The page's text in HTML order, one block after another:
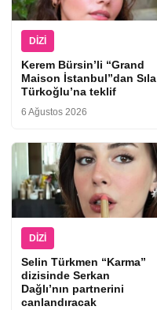
DIZI
Kerem Bürsin’li “Grand
Maison İstanbul”dan Sıla
Türkoğlu’na teklif
6 Ağustos 2026
DIZI
Selin Türkmen “Karma”
dizisinde Serkan
Dağlı’nın partnerini
canlandıracak